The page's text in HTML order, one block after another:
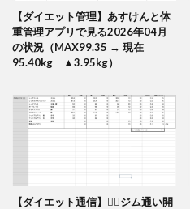
【ダイエット管理】あすけんと体
重管理アプリで見る2026年04月
の状況（MAX99.35 → 現在
95.40kg ▲3.95kg）
【ダイエット通信】🏋️‍♂️ジム通い開